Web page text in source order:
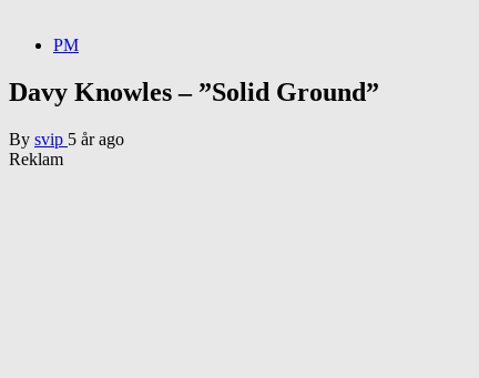
PM
Davy Knowles – ”Solid Ground”
By svip 5 år ago
Reklam